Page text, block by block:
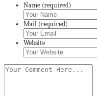
Name (required)
Mail (required)
Website